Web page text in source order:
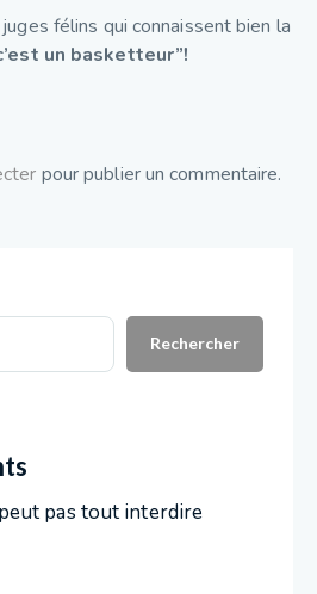
félins qui connaissent bien la
un basketteur”!
pour publier un commentaire.
Rechercher
pas tout interdire